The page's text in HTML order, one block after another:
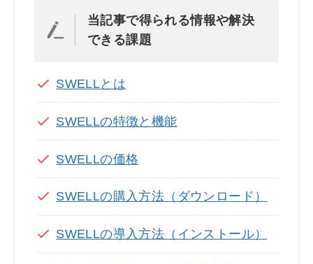
当記事で得られる情報や解決
できる課題
SWELLとは
SWELLの特徴と機能
SWELLの価格
SWELLの購入方法（ダウンロード）
SWELLの導入方法（インストール）